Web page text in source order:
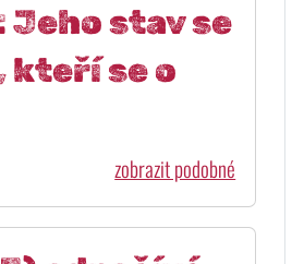
stav se
kteří se o
zobrazit podobné